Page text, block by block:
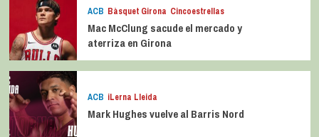
ACB Bàsquet Girona Cincoestrellas
Mac McClung sacude el mercado y
aterriza en Girona
ACB iLerna Lleida
Mark Hughes vuelve al Barris Nord